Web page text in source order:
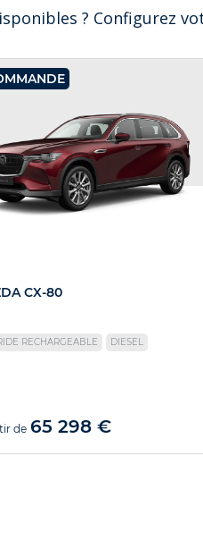
? Configurez
CX-80
RECHARGEABLE DIESEL
de 65 298 €